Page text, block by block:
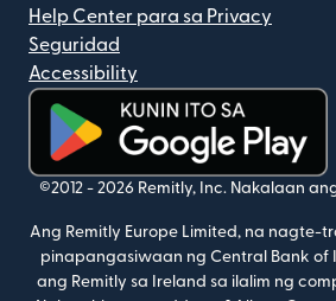
Help Center para sa Privacy
Seguridad
Accessibility
(bubukas sa bagong window)
©2012 - 2026 Remitly, Inc. Nakalaan
Ang Remitly Europe Limited, na nagte-
pinapangasiwaan ng Central Bank of
ang Remitly sa Ireland sa ilalim ng